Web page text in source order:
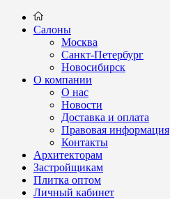
Салоны
Москва
Санкт-Петербург
Новосибирск
О компании
О нас
Новости
Доставка и оплата
Правовая информация
Контакты
Архитекторам
Застройщикам
Плитка оптом
Личный кабинет